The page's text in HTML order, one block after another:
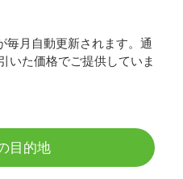
毎月自動更新されます。通
いた価格でご提供していま
目的地